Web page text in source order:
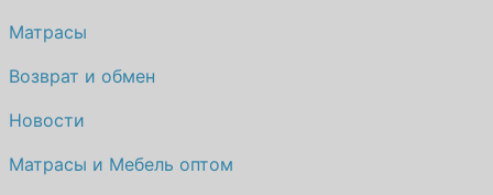
Матрасы
Возврат и обмен
Новости
Матрасы и Мебель оптом